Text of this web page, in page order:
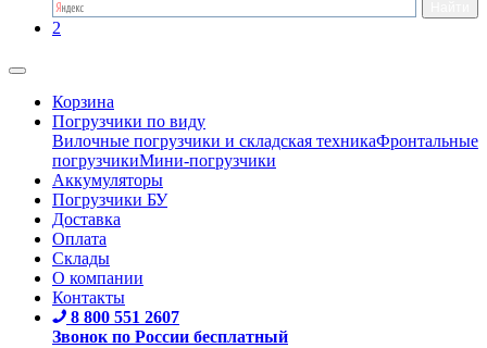
2
Корзина
Погрузчики по виду
Вилочные погрузчики и складская техникаФронтальные
погрузчикиМини-погрузчики
Аккумуляторы
Погрузчики БУ
Доставка
Оплата
Склады
О компании
Контакты
8 800 551 2607
Звонок по России бесплатный